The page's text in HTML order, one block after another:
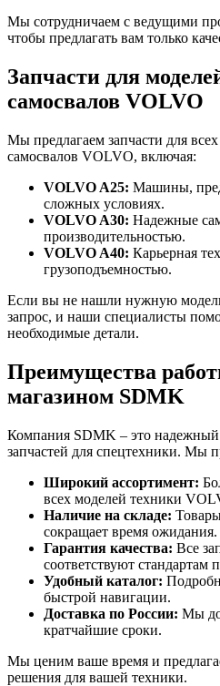
Мы сотрудничаем с ведущими
чтобы предлагать вам только
Запчасти для
самосвалов VOLVO
Мы предлагаем запчасти для
самосвалов VOLVO, включая:
VOLVO A25: Машины,
сложных условиях.
VOLVO A30: Надежные
производительностью.
VOLVO A40: Карьерная
грузоподъемностью.
Если вы не нашли нужную модель
запрос, и наши специалисты
необходимые детали.
Преимущества
магазином SDMK
Компания SDMK – это надежный
запчастей для спецтехники. Мы
Широкий ассортимент:
всех моделей техники
Наличие на складе:
сокращает время ожидания.
Гарантия качества: Все
соответствуют стандартам
Удобный каталог:
быстрой навигации.
Доставка по России: Мы
кратчайшие сроки.
Мы ценим ваше время и
решения для вашей техники.